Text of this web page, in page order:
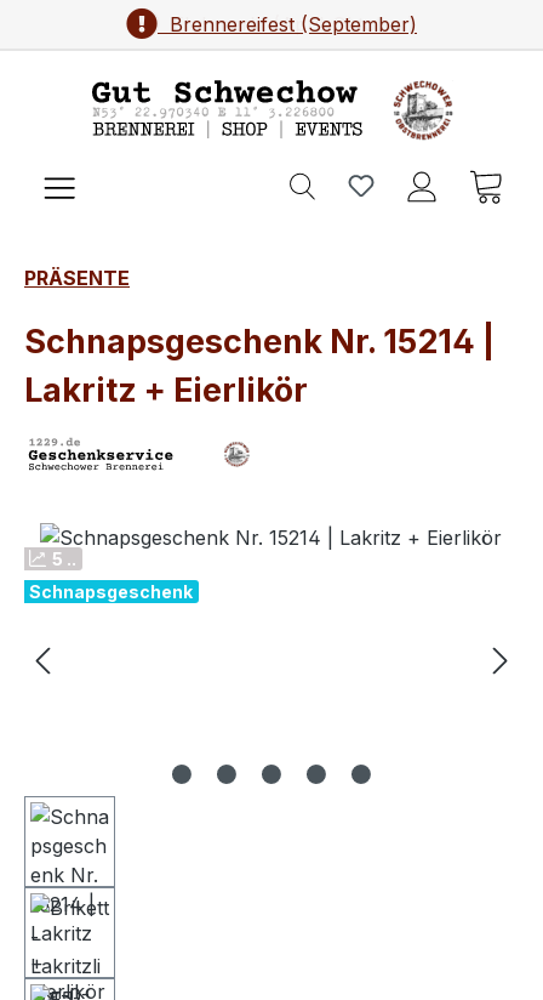
Zum Hauptinhalt springenBrennereifest (September)
PRÄSENTE
Schnapsgeschenk Nr. 15214 |
Lakritz + Eierlikör
Bildergalerie überspringen
5 ..
Schnapsgeschenk